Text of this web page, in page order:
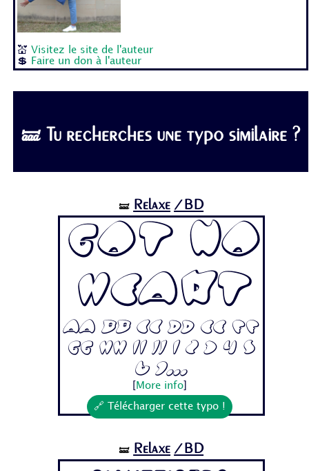
💒 Visitez le site de l'auteur
💲
Faire un don à l'auteur
🝛 Tu recherches une typo similaire ?
🝛 Relaxe /BD
Got No
Heart
Aa Bb Cc Dd Ee Ff
Gg Hh Ii Jj 1 2 3 4 5
6 7...
More info
🔗 Télécharger cette typo !
🝛 Relaxe /BD